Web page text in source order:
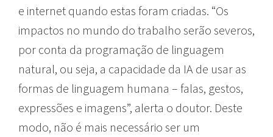
e internet quando estas foram criadas. “Os
impactos no mundo do trabalho serão severos,
por conta da programação de linguagem
natural, ou seja, a capacidade da IA de usar as
formas de linguagem humana – falas, gestos,
expressões e imagens”, alerta o doutor. Deste
modo, não é mais necessário ser um